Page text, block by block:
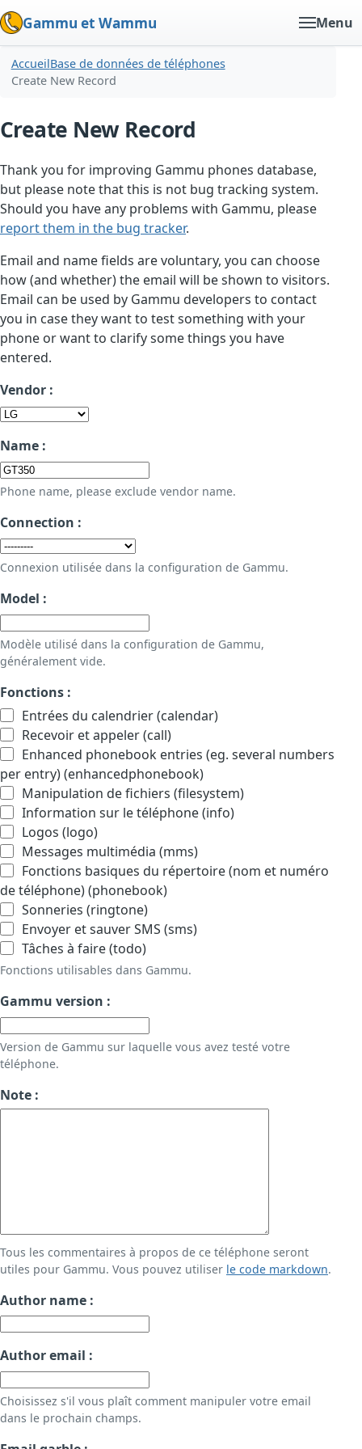
Gammu et Wammu Menu
AccueilBase de données de téléphones
Create New Record
Create New Record
Thank you for improving Gammu phones database,
but please note that this is not bug tracking system.
Should you have any problems with Gammu, please
report them in the bug tracker.
Email and name fields are voluntary, you can choose
how (and whether) the email will be shown to visitors.
Email can be used by Gammu developers to contact
you in case they want to test something with your
phone or want to clarify some things you have
entered.
Vendor :
Name :
Phone name, please exclude vendor name.
Connection :
Connexion utilisée dans la configuration de Gammu.
Model :
Modèle utilisé dans la configuration de Gammu,
généralement vide.
Fonctions :
Entrées du calendrier (calendar)
Recevoir et appeler (call)
Enhanced phonebook entries (eg. several numbers
per entry) (enhancedphonebook)
Manipulation de fichiers (filesystem)
Information sur le téléphone (info)
Logos (logo)
Messages multimédia (mms)
Fonctions basiques du répertoire (nom et numéro
de téléphone) (phonebook)
Sonneries (ringtone)
Envoyer et sauver SMS (sms)
Tâches à faire (todo)
Fonctions utilisables dans Gammu.
Gammu version :
Version de Gammu sur laquelle vous avez testé votre
téléphone.
Note :
Tous les commentaires à propos de ce téléphone seront
utiles pour Gammu. Vous pouvez utiliser le code markdown.
Author name :
Author email :
Choisissez s'il vous plaît comment manipuler votre email
dans le prochain champs.